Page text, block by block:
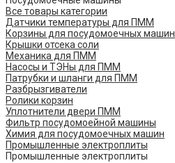
Все товары категории
Датчики температуры для ПММ
Корзины для посудомоечных машин
Крышки отсека соли
Механика для ПММ
Насосы и ТЭНы для ПММ
Патрубки и шланги для ПММ
Разбрызгиватели
Ролики корзин
Уплотнители двери ПММ
Фильтр посудомоейной машины
Химия для посудомоечных машин
Промышленные электроплиты
Промышленные электроплиты